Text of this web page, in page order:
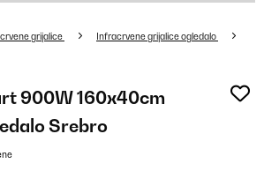
grijalice Infracrvene grijalice ogledalo
900W 160x40cm
Srebro